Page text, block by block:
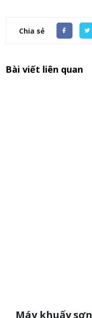
Chia sẻ
Bài viết liên quan
Máy khuấy sơn